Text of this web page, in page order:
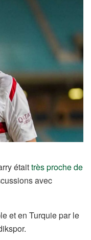
étaittrès proche de
avec
et en Turquie par le